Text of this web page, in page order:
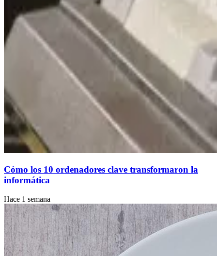
Cómo los 10 ordenadores clave transformaron la
informática
Hace 1 semana